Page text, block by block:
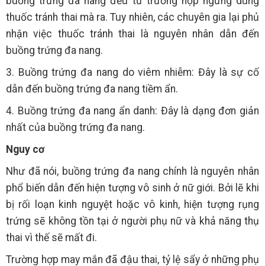
thuốc tránh thai mà ra. Tuy nhiên, các chuyên gia lại phủ
nhận việc thuốc tránh thai là nguyên nhân dẫn đến
buồng trứng đa nang.
3. Buồng trứng đa nang do viêm nhiễm: Đây là sự cố
dẫn đến buồng trứng đa nang tiềm ẩn.
4. Buồng trứng đa nang ẩn danh: Đây là dạng đơn giản
nhất của buồng trứng đa nang.
Nguy cơ
Như đã nói, buồng trứng đa nang chính là nguyên nhân
phổ biến dẫn đến hiện tượng vô sinh ở nữ giới. Bởi lẽ khi
bị rối loạn kinh nguyệt hoặc vô kinh, hiện tượng rụng
trứng sẽ không tồn tại ở người phụ nữ và khả năng thụ
thai vì thế sẽ mất đi.
Trường hợp may mắn đã đậu thai, tỷ lệ sẩy ở những phụ